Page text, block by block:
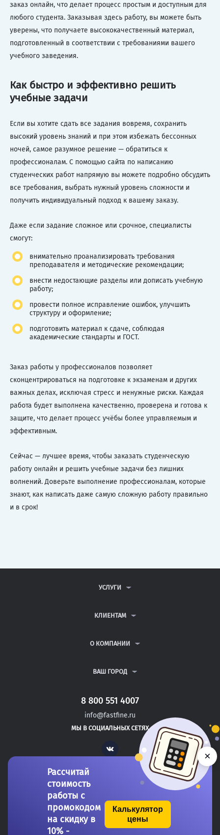
заказ онлайн, что делает процесс простым и доступным для
любого студента. Заказывая здесь работу, вы можете быть
уверены, что получаете высококачественный материал,
подготовленный в соответствии с требованиями вашего
учебного заведения.
Как быстро и эффективно решить
учебные задачи
Если вы хотите сдать все задания вовремя, сохранить
высокий уровень знаний и при этом избежать бессонных
ночей, самое разумное решение — обратиться к
профессионалам. С помощью сайта по написанию
студенческих работ напрямую вы можете подробно обсудить
все требования, выбрать нужный уровень сложности и
получить индивидуальный подход к вашему заказу.
Даже если задание сложное или срочное, специалисты
смогут:
внимательно проанализировать требования
преподавателя и методические рекомендации;
внести недостающие разделы или дописать учебную
работу;
провести полное исправление ошибок, улучшить
структуру и оформление;
подготовить материал к сдаче, соблюдая
академические стандарты и ГОСТ.
Заказ работы у профессионалов позволяет
сконцентрироваться на подготовке к экзаменам и других
важных делах, исключая стресс и ненужные риски. Каждая
работа будет выполнена качественно, проверена и готова к
защите, что делает процесс учёбы более управляемым и
эффективным.
Сейчас — лучшее время, чтобы заказать студенческую
работу онлайн и решить учебные задачи без лишних
волнений. Доверьте выполнение профессионалам, которые
знают, как написать даже самую сложную работу правильно
и в срок!
УСЛУГИ
ДИПЛОМНЫЕ РАБОТЫ
РЕФЕРАТЫ
КЛИЕНТАМ
ВОПРОСЫ И ОТВЕТЫ
ПОЛИТИКА КОНФИДЕНЦИАЛЬНОСТИ
О КОМПАНИИ
КОНТАКТЫ
ВАШ ГОРОД
САНКТ-ПЕТЕРБУРГ
РОСТОВ-НА-ДОНУ
ЕЛАБУГА
8 800 551 4007
info@fastfine.ru
МЫ В СОЦИАЛЬНЫХ СЕТЯХ
Vk
Copyright 2011-2026 FastFine.ru
Рассчитай
стоимость
работы с
промокодом
на скидку в
10% -
Калькулятор
цены
×